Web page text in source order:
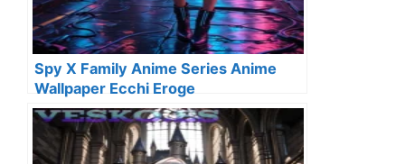
Spy X Family Anime Series Anime
Wallpaper Ecchi Eroge